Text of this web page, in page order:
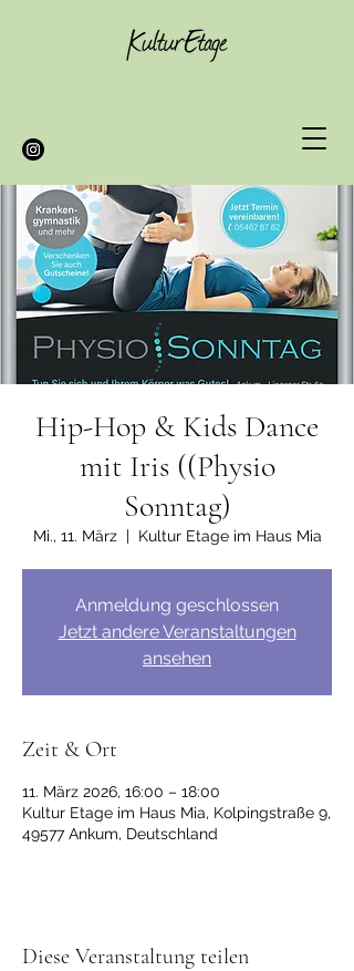
Hip-Hop & Kids Dance
mit Iris ((Physio
Sonntag)
Mi., 11. März
  |
Kultur Etage im Haus Mia
Anmeldung geschlossen
Jetzt andere Veranstaltungen
ansehen
Zeit & Ort
11. März 2026, 16:00 – 18:00
Kultur Etage im Haus Mia, Kolpingstraße 9,
49577 Ankum, Deutschland
Diese Veranstaltung teilen